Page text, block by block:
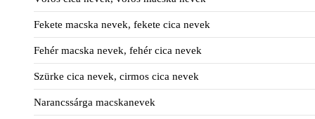
Fekete macska nevek, fekete cica nevek
Fehér macska nevek, fehér cica nevek
Szürke cica nevek, cirmos cica nevek
Narancssárga macskanevek